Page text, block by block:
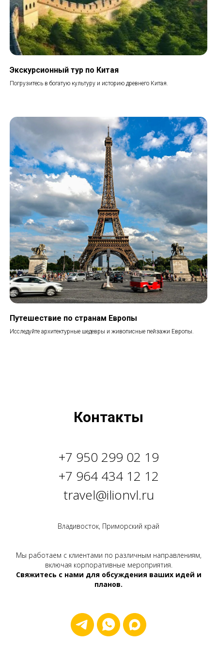
Экскурсионный тур по Китая
Погрузитесь в богатую культуру и историю древнего Китая.
Путешествие по странам Европы
Исследуйте архитектурные шедевры и живописные пейзажи Европы.
Контакты
+7 950 299 02 19
+7 964 434 12 12
travel@ilionvl.ru
Владивосток, Приморский край
Мы работаем с клиентами по различным направлениям,
включая корпоративные мероприятия.
Свяжитесь с нами для обсуждения ваших идей и
планов.